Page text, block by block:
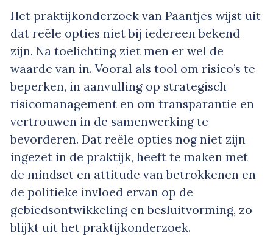
Het praktijkonderzoek van Paantjes wijst uit
dat reële opties niet bij iedereen bekend
zijn. Na toelichting ziet men er wel de
waarde van in. Vooral als tool om risico’s te
beperken, in aanvulling op strategisch
risicomanagement en om transparantie en
vertrouwen in de samenwerking te
bevorderen. Dat reële opties nog niet zijn
ingezet in de praktijk, heeft te maken met
de mindset en attitude van betrokkenen en
de politieke invloed ervan op de
gebiedsontwikkeling en besluitvorming, zo
blijkt uit het praktijkonderzoek.